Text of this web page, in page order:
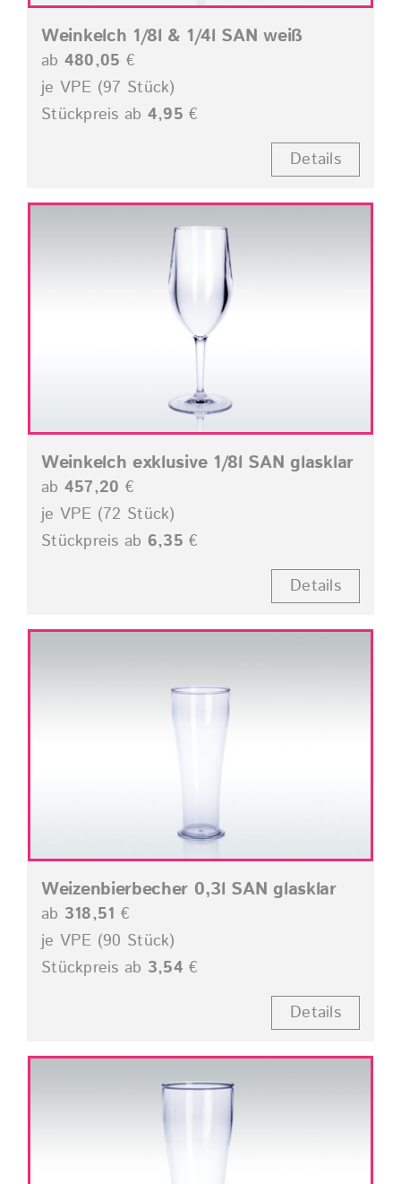
Weinkelch 1/8l & 1/4l SAN weiß
ab 480,05 €
je VPE (97 Stück)
Stückpreis ab 4,95 €
Details
Weinkelch exklusive 1/8l SAN glasklar
ab 457,20 €
je VPE (72 Stück)
Stückpreis ab 6,35 €
Details
Weizenbierbecher 0,3l SAN glasklar
ab 318,51 €
je VPE (90 Stück)
Stückpreis ab 3,54 €
Details